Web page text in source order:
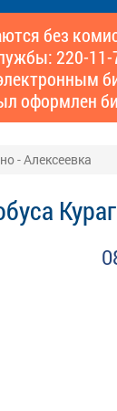
без
220-11-
оформлен
- Алексеевка